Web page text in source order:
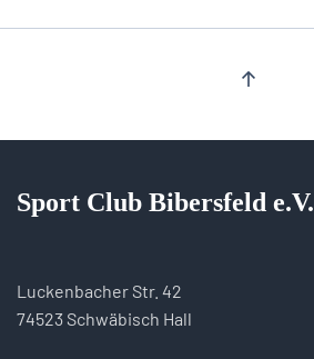
Sport Club Bibersfeld e.V.
Luckenbacher Str. 42
74523 Schwäbisch Hall